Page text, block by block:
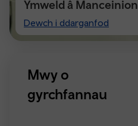
Ymweld â Manceinion
Dewch i ddarganfod
Visiting
Manchester
Mwy o
gyrchfannau